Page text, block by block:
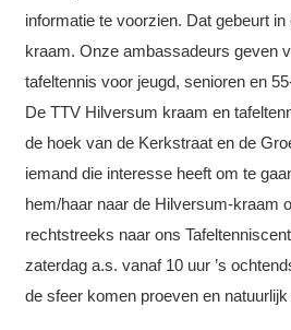
informatie te voorzien. Dat gebeurt in
kraam. Onze ambassadeurs geven
tafeltennis voor jeugd, senioren en
De TTV Hilversum kraam en
de hoek van de Kerkstraat en de
iemand die interesse heeft om te
hem/haar naar de Hilversum-kraam
rechtstreeks naar ons
zaterdag a.s. vanaf 10 uur ’s
de sfeer komen proeven en